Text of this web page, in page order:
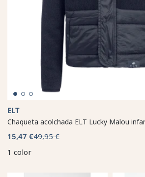
ELT
Chaqueta acolchada ELT Lucky Malou
15,47 €49,95 €
1 color